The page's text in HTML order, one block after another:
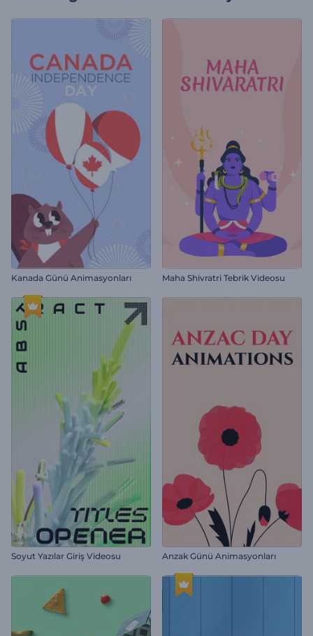
Kanada Günü Animasyonları Maha Shivratri Tebrik Videosu
Soyut Yazılar Giriş Videosu Anzak Günü Animasyonları